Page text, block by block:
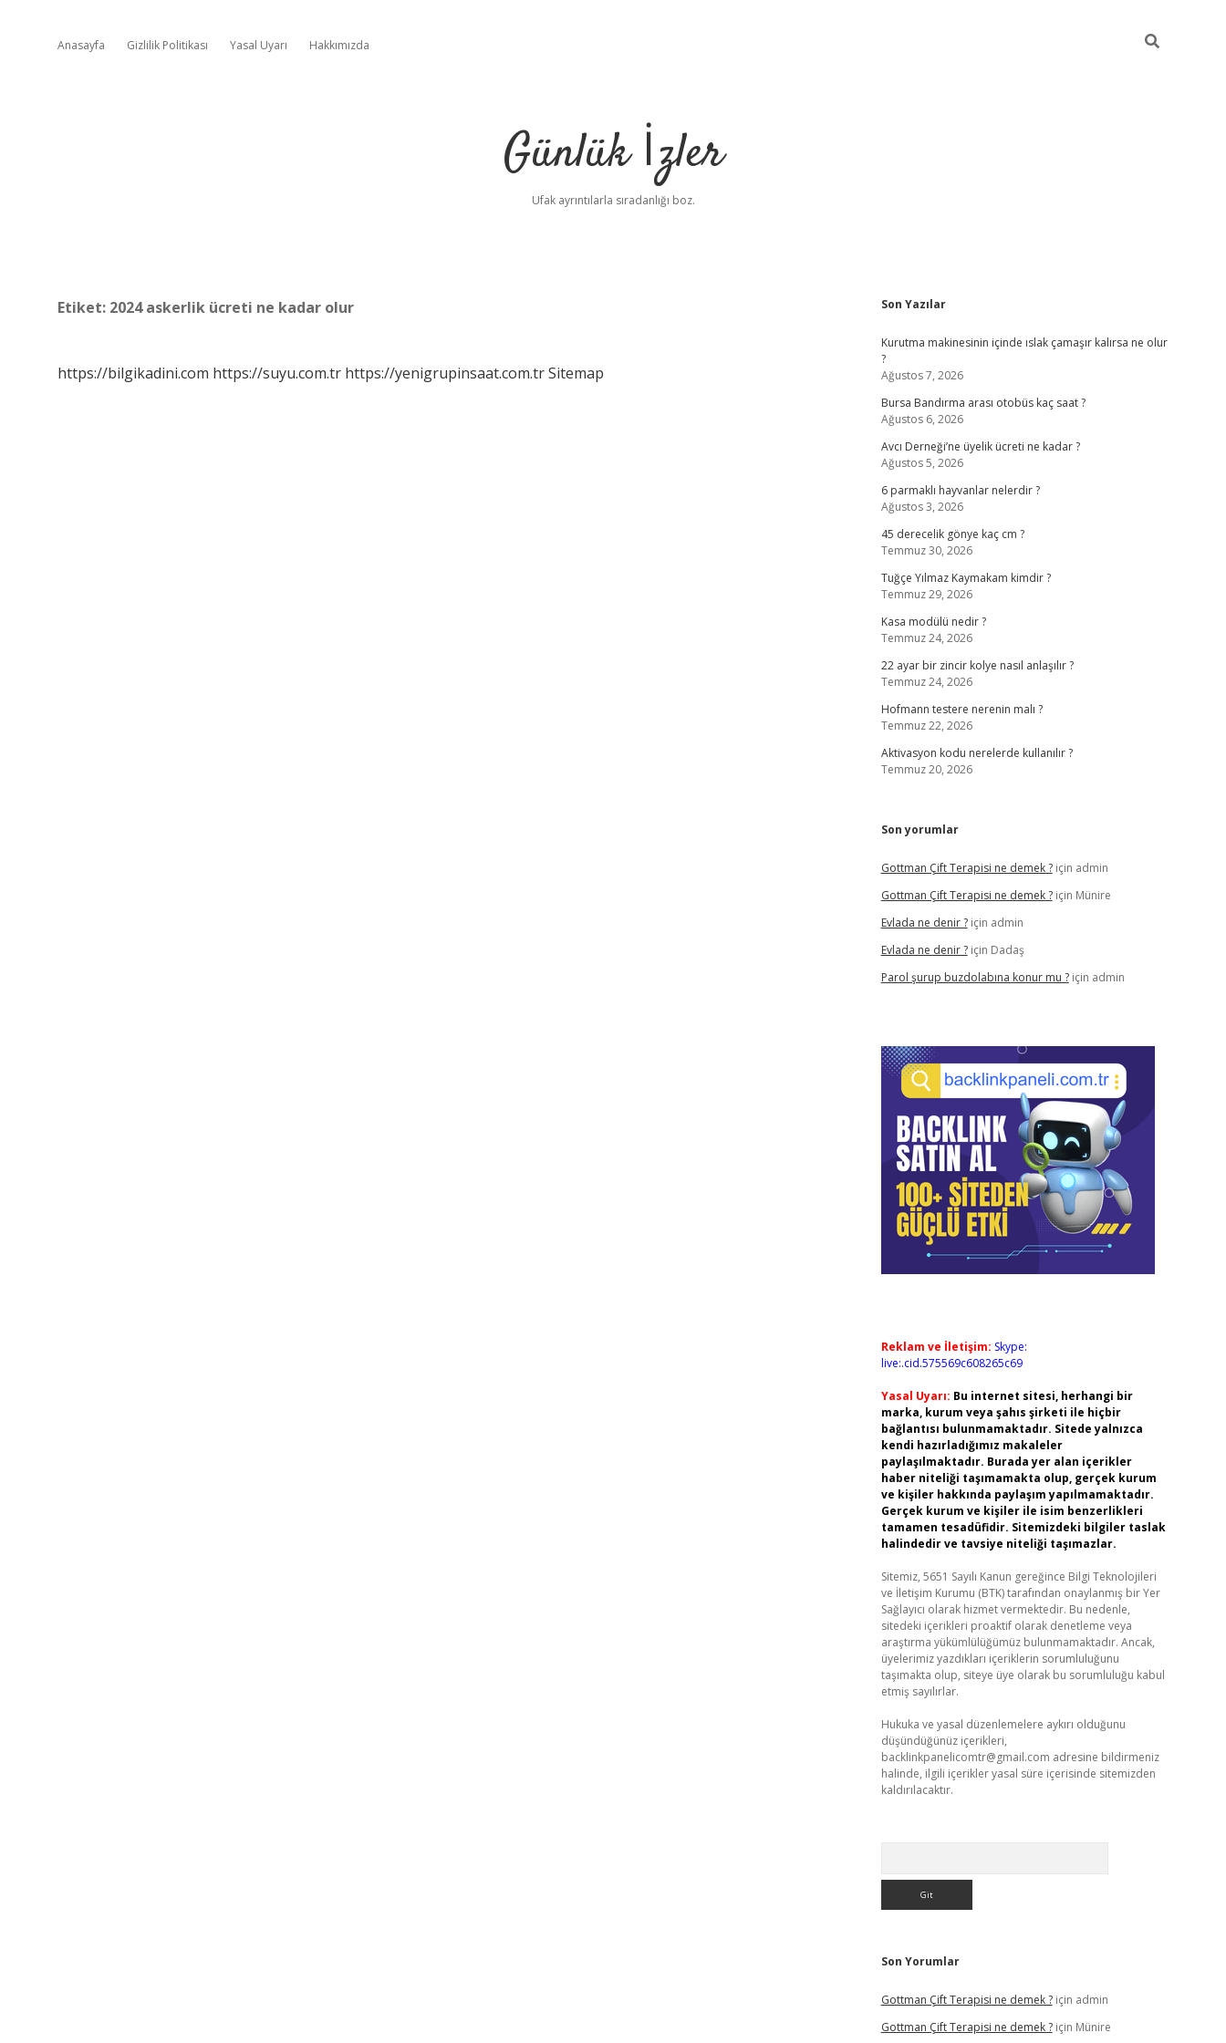
Anasayfa Gizlilik Politikası Yasal Uyarı Hakkımızda
Günlük İzler
Ufak ayrıntılarla sıradanlığı boz.
Etiket: 2024 askerlik ücreti ne kadar olur
https://bilgikadini.com https://suyu.com.tr https://yenigrupinsaat.com.trSitemap
Sidebar
Son Yazılar
Kurutma makinesinin içinde ıslak çamaşır kalırsa ne olur
?
Ağustos 7, 2026
Bursa Bandırma arası otobüs kaç saat ?
Ağustos 6, 2026
Avcı Derneği’ne üyelik ücreti ne kadar ?
Ağustos 5, 2026
6 parmaklı hayvanlar nelerdir ?
Ağustos 3, 2026
45 derecelik gönye kaç cm ?
Temmuz 30, 2026
Tuğçe Yılmaz Kaymakam kimdir ?
Temmuz 29, 2026
Kasa modülü nedir ?
Temmuz 24, 2026
22 ayar bir zincir kolye nasıl anlaşılır ?
Temmuz 24, 2026
Hofmann testere nerenin malı ?
Temmuz 22, 2026
Aktivasyon kodu nerelerde kullanılır ?
Temmuz 20, 2026
Son yorumlar
Gottman Çift Terapisi ne demek ?için admin
Gottman Çift Terapisi ne demek ?için Münire
Evlada ne denir ?için admin
Evlada ne denir ?için Dadaş
Parol şurup buzdolabına konur mu ?için admin
Reklam ve İletişim: Skype:
live:.cid.575569c608265c69
Yasal Uyarı: Bu internet sitesi, herhangi bir
marka, kurum veya şahıs şirketi ile hiçbir
bağlantısı bulunmamaktadır. Sitede yalnızca
kendi hazırladığımız makaleler
paylaşılmaktadır. Burada yer alan içerikler
haber niteliği taşımamakta olup, gerçek kurum
ve kişiler hakkında paylaşım yapılmamaktadır.
Gerçek kurum ve kişiler ile isim benzerlikleri
tamamen tesadüfidir. Sitemizdeki bilgiler taslak
halindedir ve tavsiye niteliği taşımazlar.
Sitemiz, 5651 Sayılı Kanun gereğince Bilgi Teknolojileri
ve İletişim Kurumu (BTK) tarafından onaylanmış bir Yer
Sağlayıcı olarak hizmet vermektedir. Bu nedenle,
sitedeki içerikleri proaktif olarak denetleme veya
araştırma yükümlülüğümüz bulunmamaktadır. Ancak,
üyelerimiz yazdıkları içeriklerin sorumluluğunu
taşımakta olup, siteye üye olarak bu sorumluluğu kabul
etmiş sayılırlar.
Hukuka ve yasal düzenlemelere aykırı olduğunu
düşündüğünüz içerikleri,
backlinkpanelicomtr@gmail.com adresine bildirmeniz
halinde, ilgili içerikler yasal süre içerisinde sitemizden
kaldırılacaktır.
Son Yorumlar
Gottman Çift Terapisi ne demek ?için admin
Gottman Çift Terapisi ne demek ?için Münire